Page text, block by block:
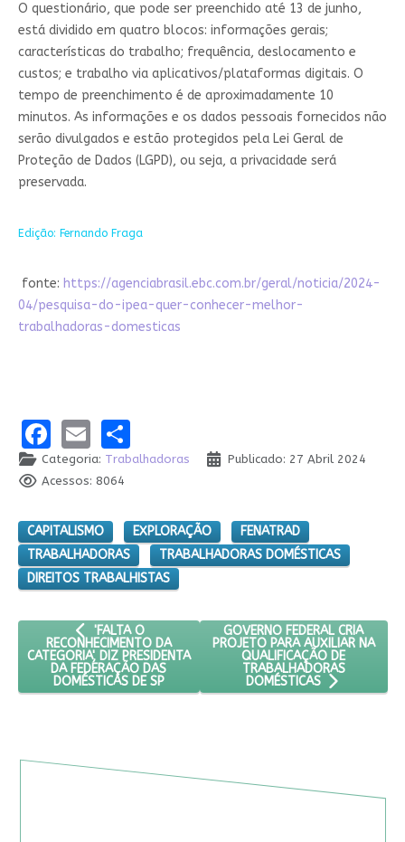
O questionário, que pode ser preenchido até 13 de junho,
está dividido em quatro blocos: informações gerais;
características do trabalho; frequência, deslocamento e
custos; e trabalho via aplicativos/plataformas digitais. O
tempo de preenchimento é de aproximadamente 10
minutos. As informações e os dados pessoais fornecidos não
serão divulgados e estão protegidos pela Lei Geral de
Proteção de Dados (LGPD), ou seja, a privacidade será
preservada.
Edição: Fernando Fraga
fonte: https://agenciabrasil.ebc.com.br/geral/noticia/2024-
04/pesquisa-do-ipea-quer-conhecer-melhor-
trabalhadoras-domesticas
Facebook
EmailShare
Categoria: Trabalhadoras
Publicado: 27 Abril 2024
Acessos: 8064
CAPITALISMO EXPLORAÇÃO
FENATRAD
TRABALHADORAS
TRABALHADORAS DOMÉSTICAS
DIREITOS TRABALHISTAS
ARTIGO ANTERIOR: 'FALTA O RECONHECIMENTO DA
'FALTA O
RECONHECIMENTO DA
CATEGORIA', DIZ PRESIDENTA
DA FEDERAÇÃO DAS
DOMÉSTICAS DE SP
PRÓXIMO ARTIGO: GOVERNO
GOVERNO FEDERAL CRIA
PROJETO PARA AUXILIAR NA
QUALIFICAÇÃO DE
TRABALHADORAS
DOMÉSTICAS